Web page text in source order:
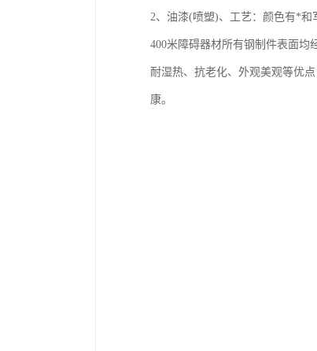
2、油漆(喷塑)、工艺：颜色有*和
400米障碍器材所有钢制件表面均
耐湿热、抗老化、外观美观等优
康。